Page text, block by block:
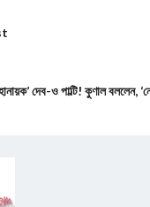
দেব-ও পাল্টি! কুণাল বললেন,